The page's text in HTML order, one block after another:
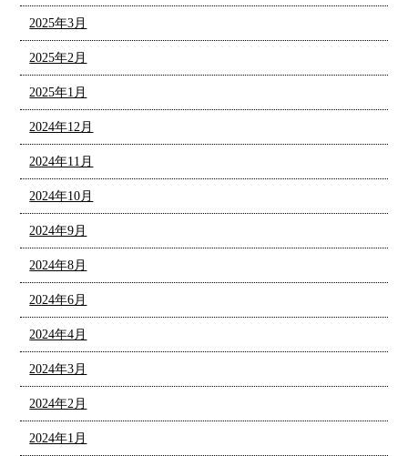
2025年3月
2025年2月
2025年1月
2024年12月
2024年11月
2024年10月
2024年9月
2024年8月
2024年6月
2024年4月
2024年3月
2024年2月
2024年1月